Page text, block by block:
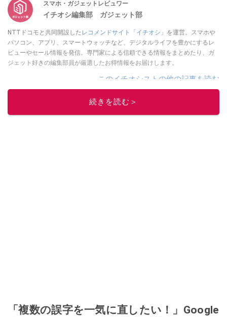
スマホ・ガジェットレビュワー
イチオシ編集部 ガジェット部
NTTドコモと共同開設した レコメンドサイト「イチオシ」 を運営。スマホや
パソコン、アプリ、スマートウォッチなど、デジタルライフを豊かにするレ
ビューやセール情報を発信。専門家による信頼できる情報をまとめたり、ガ
ジェット好きの編集部員が厳選したお得情報をお届けします。
このイチオシストの他の記事を読む
続きを読む＞
「複数の誤字を一気に直したい！」Google